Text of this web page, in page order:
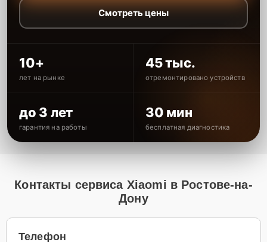
Смотреть цены
10+
лет на рынке
45 тыс.
отремонтировано устройств
до 3 лет
гарантия на работы
30 мин
бесплатная диагностика
Контакты сервиса Xiaomi в Ростове-на-
Дону
Телефон